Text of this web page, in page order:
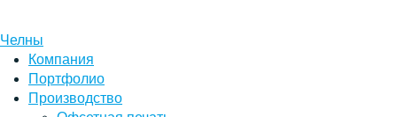
Челны
Компания
Портфолио
Производство